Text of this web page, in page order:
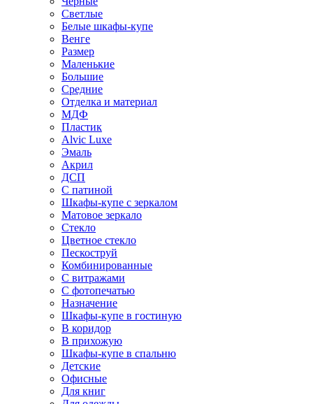
Светлые
Белые шкафы-купе
Венге
Размер
Маленькие
Большие
Средние
Отделка и материал
МДФ
Пластик
Alvic Luxe
Эмаль
Акрил
ДСП
С патиной
Шкафы-купе с зеркалом
Матовое зеркало
Стекло
Цветное стекло
Пескоструй
Комбинированные
С витражами
С фотопечатью
Назначение
Шкафы-купе в гостиную
В коридор
В прихожую
Шкафы-купе в спальню
Детские
Офисные
Для книг